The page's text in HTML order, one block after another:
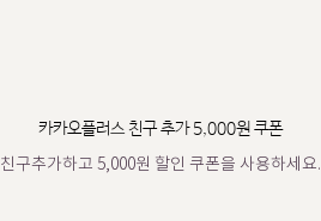
카카오플러스 친구 추가 5,000원 쿠폰
친구추가하고 5,000원 할인 쿠폰을 사용하세요.